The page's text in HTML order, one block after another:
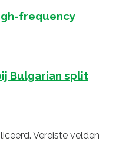
frequency
Bulgarian split
Vereiste velden